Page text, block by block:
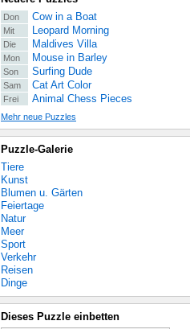
Don Cow in a Boat
Mit Leopard Morning
Die Maldives Villa
Mon Mouse in Barley
Son Surfing Dude
Sam Cat Art Color
Frei Animal Chess Pieces
Mehr neue Puzzles
Puzzle-Galerie
Tiere
Kunst
Blumen u. Gärten
Feiertage
Natur
Meer
Sport
Verkehr
Reisen
Dinge
Dieses Puzzle einbetten